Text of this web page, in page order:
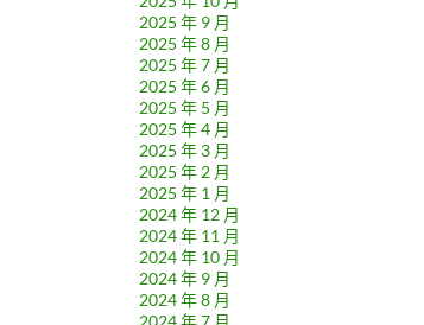
2025 年 9 月
2025 年 8 月
2025 年 7 月
2025 年 6 月
2025 年 5 月
2025 年 4 月
2025 年 3 月
2025 年 2 月
2025 年 1 月
2024 年 12 月
2024 年 11 月
2024 年 10 月
2024 年 9 月
2024 年 8 月
2024 年 7 月